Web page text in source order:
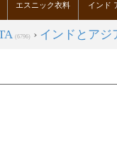
エスニック衣料 インド
(6796) › インドとアジ